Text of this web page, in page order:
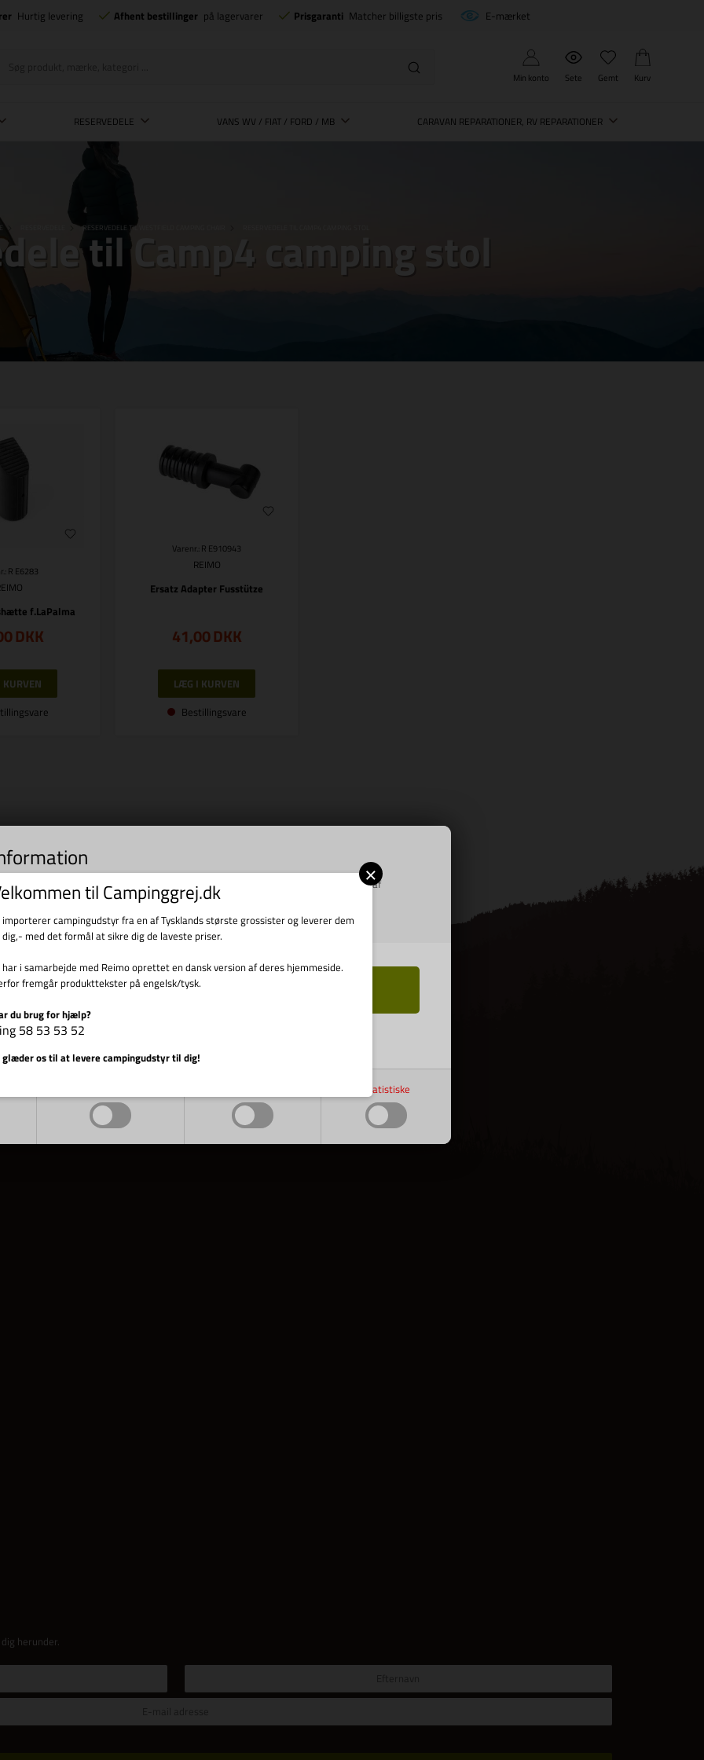
til indsamling af statistik og til trafikmåling. Vi bruger informationen til forbedring af
at klikke videre, accepterer du brugen af cookies.
Statistiske
Hurtig levering Afhent bestillinger på lagervarer Prisgaranti Matcher billigste pris E-mærket
Min konto Sete Gemt Kurv
RESERVEDELE VANS WV / FIAT / FORD / MB CARAVAN REPARATIONER, RV REPARATIONER
RESERVEDELE TIL WESTFIELD CAMPING CHAIR
til Camp4 camping stol
R E6283
f.LaPalma
DKK
Varenr.: R E910943
REIMO
Ersatz Adapter Fusstütze
41,00DKK
Bestillingsvare
herunder.
×
til Campinggrej.dk
importerer campingudstyr fra en af Tysklands største grossister og leverer dem
med det formål at sikre dig de laveste priser.
har i samarbejde med Reimo oprettet en dansk version af deres hjemmeside.
fremgår produkttekster på engelsk/tysk.
du brug for hjælp?
58 53 53 52
glæder os til at levere campingudstyr til dig!